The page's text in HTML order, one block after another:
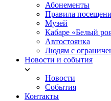
Абонементы
Правила
Музей
Кабаре «Белый
Автостоянка
Людям с
Новости и события
Новости
События
Контакты